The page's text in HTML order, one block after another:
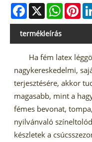
Facebook
X
termékleírás
Ha fém latex
nagykereskedelmi,
terjesztésére, akkor
magasabb, mint a
fémes bevonat,
nyilvánvaló
készletek a